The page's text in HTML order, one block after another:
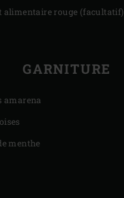
alimentaire rouge (facultatif)
GARNITURE
amarena
menthe